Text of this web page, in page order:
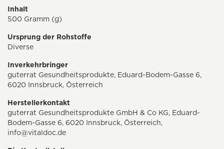
Inhalt
500 Gramm (g)
Ursprung der Rohstoffe
Diverse
Inverkehrbringer
guterrat Gesundheitsprodukte, Eduard-Bodem-Gasse 6,
6020 Innsbruck, Österreich
Herstellerkontakt
guterrat Gesundheitsprodukte GmbH & Co KG, Eduard-
Bodem-Gasse 6, 6020 Innsbruck, Österreich,
info@vitaldoc.de